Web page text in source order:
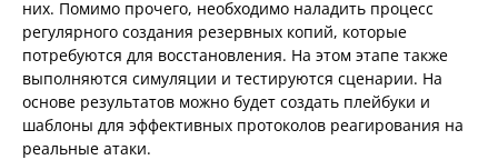
них. Помимо прочего, необходимо наладить процесс
регулярного создания резервных копий, которые
потребуются для восстановления. На этом этапе также
выполняются симуляции и тестируются сценарии. На
основе результатов можно будет создать плейбуки и
шаблоны для эффективных протоколов реагирования на
реальные атаки.